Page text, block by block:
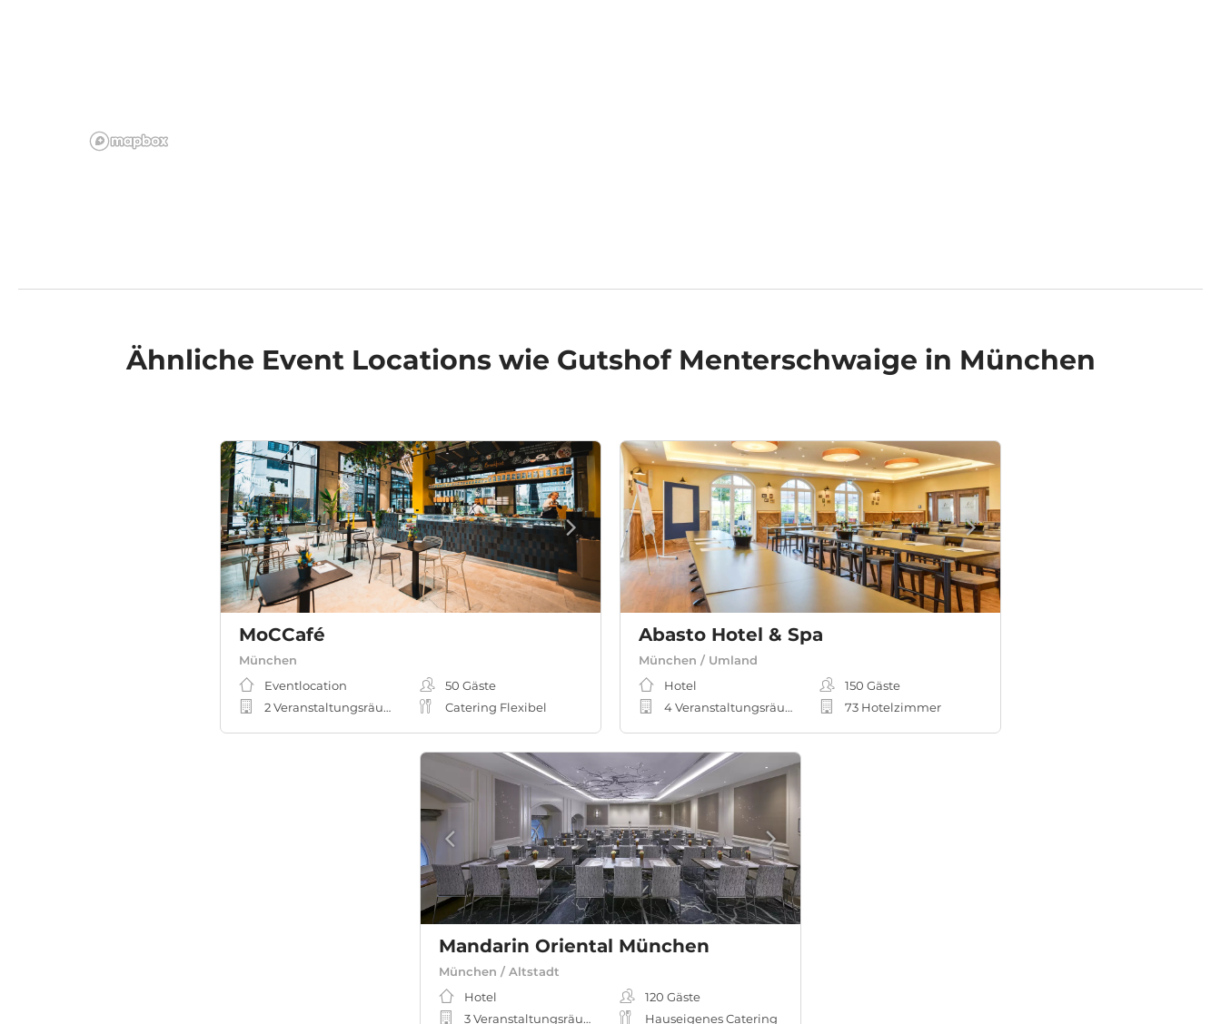
Ähnliche Event Locationswie Gutshof Menterschwaige in München
MoCCafé
München
Eventlocation
2 Veranstaltungsräume
50 Gäste
Catering Flexibel
Abasto Hotel & Spa
München / Umland
Hotel
4 Veranstaltungsräume
150 Gäste
73 Hotelzimmer
Mandarin Oriental München
München / Altstadt
Hotel
3 Veranstaltungsräume
120 Gäste
Hauseigenes Catering